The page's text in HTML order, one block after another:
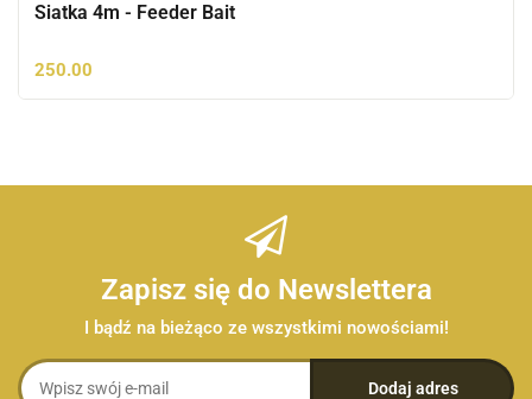
Siatka 4m - Feeder Bait
250.00
Zapisz się do Newslettera
I bądź na bieżąco ze wszystkimi nowościami!